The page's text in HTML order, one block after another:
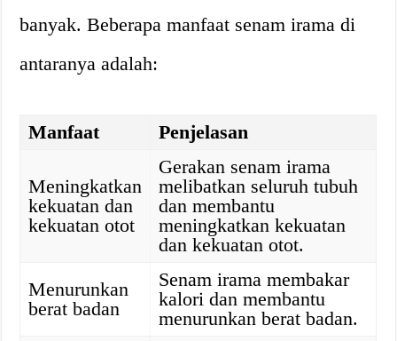
banyak. Beberapa manfaat senam irama di
antaranya adalah:
Manfaat Penjelasan
Meningkatkan
kekuatan dan
kekuatan otot
Gerakan senam irama
melibatkan seluruh tubuh
dan membantu
meningkatkan kekuatan
dan kekuatan otot.
Menurunkan
berat badan
Senam irama membakar
kalori dan membantu
menurunkan berat badan.